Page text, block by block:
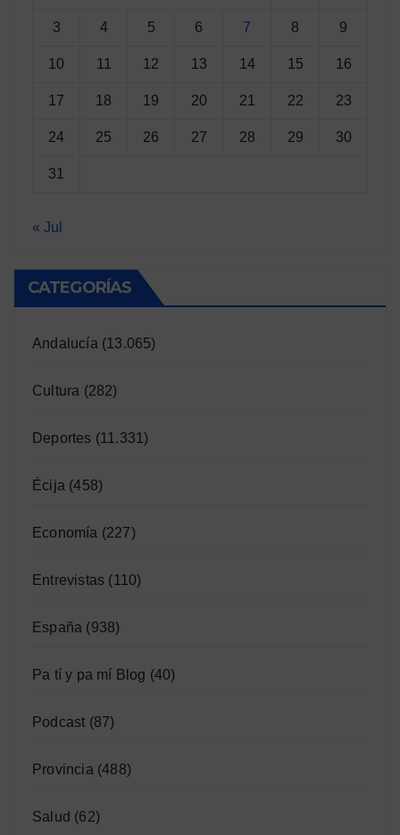
3 4 5 6 7 8 9
10 11 12 13 14 15 16
17 18 19 20 21 22 23
24 25 26 27 28 29 30
31
« Jul
CATEGORÍAS
Andalucía (13.065)
Cultura (282)
Deportes (11.331)
Écija (458)
Economía (227)
Entrevistas (110)
España (938)
Pa tí y pa mí Blog (40)
Podcast (87)
Provincia (488)
Salud (62)